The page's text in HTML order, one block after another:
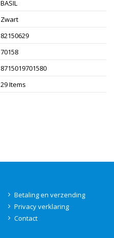
BASIL
Zwart
82150629
70158
8715019701580
29 Items
Betaling en verzending
Privacy verklaring
Contact